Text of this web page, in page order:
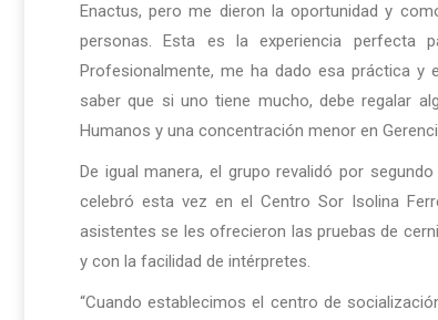
Enactus, pero me dieron la oportunidad y
personas. Esta es la experiencia perfecta
Profesionalmente, me ha dado esa práctica
saber que si uno tiene mucho, debe regalar
Humanos y una concentración menor en
De igual manera, el grupo revalidó por
celebró esta vez en el Centro Sor Isolina
asistentes se les ofrecieron las pruebas de
y con la facilidad de intérpretes.
“Cuando establecimos el centro de